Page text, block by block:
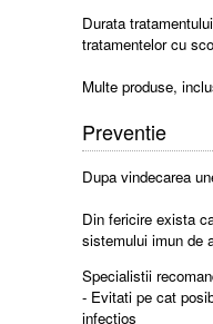
Durata
tratamentelor cu
Multe produse,
Preventie
Dupa vindecarea
Din fericire exista
sistemului imun de
Specialistii
- Evitati pe cat
infectios